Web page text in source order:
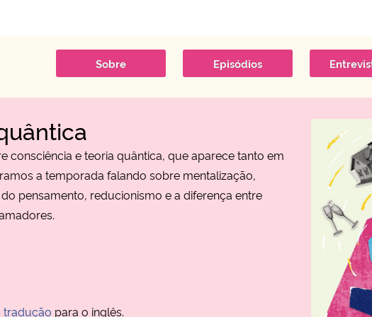
Sobre Episódios
consciência e teoria quântica, que aparece tanto em
a temporada falando sobre mentalização,
pensamento, reducionismo e a diferença entre
tradução para o inglês.